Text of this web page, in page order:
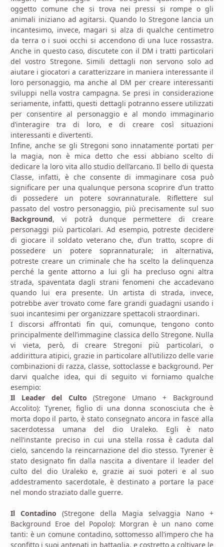
oggetto comune che si trova nei pressi si rompe o gli
animali iniziano ad agitarsi. Quando lo Stregone lancia un
incantesimo, invece, magari si alza di qualche centimetro
da terra o i suoi occhi si accendono di una luce rossastra.
Anche in questo caso, discutete con il DM i tratti particolari
del vostro Stregone. Simili dettagli non servono solo ad
aiutare i giocatori a caratterizzare in maniera interessante il
loro personaggio, ma anche al DM per creare interessanti
sviluppi nella vostra campagna. Se presi in considerazione
seriamente, infatti, questi dettagli potranno essere utilizzati
per consentire al personaggio e al mondo immaginario
d’interagire tra di loro, e di creare così situazioni
interessanti e divertenti.
Infine, anche se gli Stregoni sono innatamente portati per
la magia, non è mica detto che essi abbiano scelto di
dedicare la loro vita allo studio dell’arcano. Il bello di questa
Classe, infatti, è che consente di immaginare cosa può
significare per una qualunque persona scoprire d’un tratto
di possedere un potere sovrannaturale. Riflettere sul
passato del vostro personaggio, più precisamente sul suo
Background, vi potrà dunque permettere di creare
personaggi più particolari. Ad esempio, potreste decidere
di giocare il soldato veterano che, d’un tratto, scopre di
possedere un potere soprannaturale; in alternativa,
potreste creare un criminale che ha scelto la delinquenza
perché la gente attorno a lui gli ha precluso ogni altra
strada, spaventata dagli strani fenomeni che accadevano
quando lui era presente. Un artista di strada, invece,
potrebbe aver trovato come fare grandi guadagni usando i
suoi incantesimi per organizzare spettacoli straordinari.
I discorsi affrontati fin qui, comunque, tengono conto
principalmente dell’immagine classica dello Stregone. Nulla
vi vieta, però, di creare Stregoni più particolari, o
addirittura atipici, grazie in particolare all’utilizzo delle varie
combinazioni di razza, classe, sottoclasse e background. Per
darvi qualche idea, qui di seguito vi forniamo qualche
esempio:
Il Leader del Culto (Stregone Umano + Background
Accolito): Tyrener, figlio di una donna sconosciuta che è
morta dopo il parto, è stato consegnato ancora in fasce alla
sacerdotessa umana del dio Uraleko. Egli è nato
nell’instante preciso in cui una stella rossa è caduta dal
cielo, sancendo la reincarnazione del dio stesso. Tyrener è
stato designato fin dalla nascita a diventare il leader del
culto del dio Uraleko e, grazie ai suoi poteri e al suo
addestramento sacerdotale, è destinato a portare la pace
nel mondo straziato dalle guerre.
Il Contadino (Stregone della Magia selvaggia Nano +
Background Eroe del Popolo): Morgran è un nano come
tanti: è un comune contadino, sottomesso all’impero che ha
sconfitto i suoi antenati in battaglia, e costretto a coltivare le